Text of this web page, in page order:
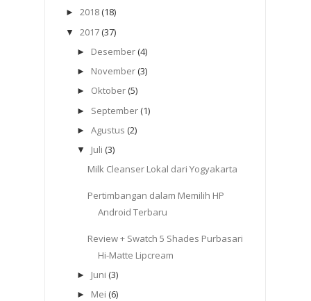
► 2018 (18)
▼ 2017 (37)
► Desember (4)
► November (3)
► Oktober (5)
► September (1)
► Agustus (2)
▼ Juli (3)
Milk Cleanser Lokal dari Yogyakarta
Pertimbangan dalam Memilih HP
Android Terbaru
Review + Swatch 5 Shades Purbasari
Hi-Matte Lipcream
► Juni (3)
► Mei (6)